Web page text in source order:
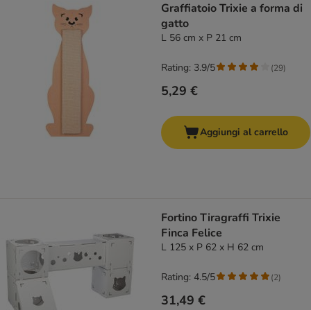
Graffiatoio Trixie a forma di
gatto
L 56 cm x P 21 cm
5,29 €
Rating: 3.9/5 (29)
Aggiungi al carrello
Fortino Tiragraffi Trixie
Finca Felice
L 125 x P 62 x H 62 cm
31,49 €
Rating: 4.5/5 (2)